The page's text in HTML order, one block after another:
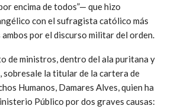
encima de todos”— que hizo
con el sufragista católico más
por el discurso militar del orden.
de ministros, dentro del ala puritana y
la titular de la cartera de
Humanos, Damares Alves, quien ha
Público por dos graves causas: